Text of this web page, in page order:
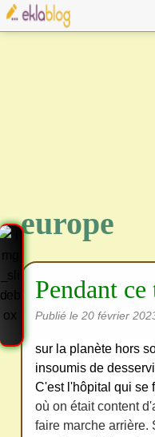
europe
Pendant
Publié le 20 février
sur la planète hors
insoumis de
C'est l'hôpital qui se
où on était content
faire marche arrière.